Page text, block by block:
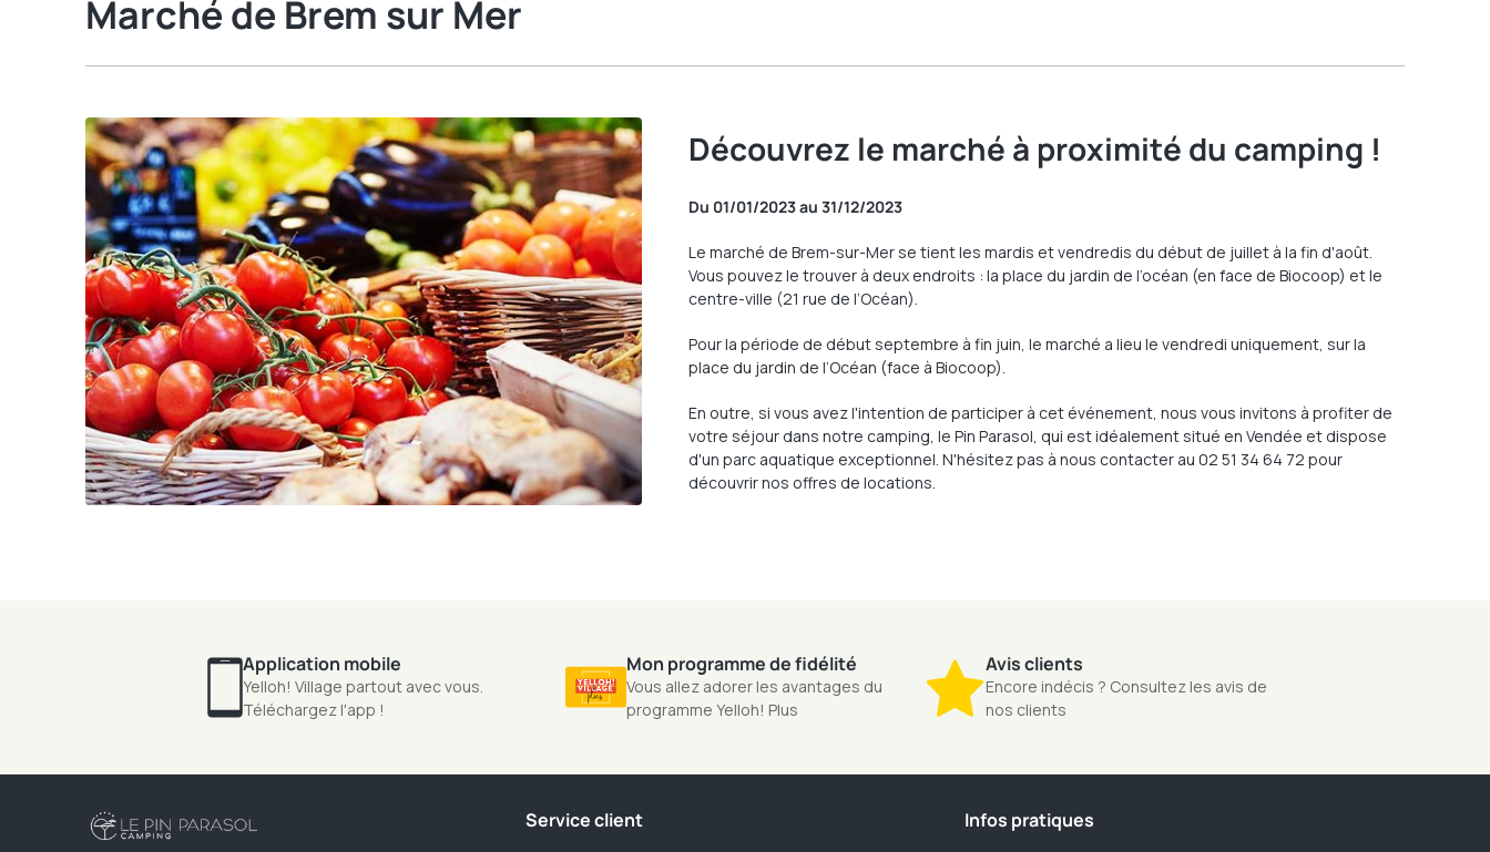
Marché de Brem sur Mer
Découvrez le marché à proximité du camping !
Du 01/01/2023 au 31/12/2023
Le marché de Brem-sur-Mer se tient les mardis et vendredis du début de juillet à la fin d'août.
Vous pouvez le trouver à deux endroits : la place du jardin de l’océan (en face de Biocoop) et le
centre-ville (21 rue de l’Océan).
Pour la période de début septembre à fin juin, le marché a lieu le vendredi uniquement, sur la
place du jardin de l’Océan (face à Biocoop).
En outre, si vous avez l'intention de participer à cet événement, nous vous invitons à profiter de
votre séjour dans notre camping, le Pin Parasol, qui est idéalement situé en Vendée et dispose
d'un parc aquatique exceptionnel. N'hésitez pas à nous contacter au 02 51 34 64 72 pour
découvrir nos offres de locations.
Application mobile
Yelloh! Village partout avec vous.
Téléchargez l'app !
Mon programme de fidélité
Vous allez adorer les avantages du
programme Yelloh! Plus
Avis clients
Encore indécis ? Consultez les avis de
nos clients
Service client Infos pratiques